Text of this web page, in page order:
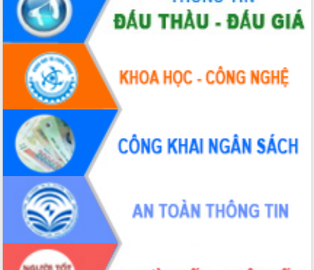
bền vững
Tập huấn nâng cao năng lực triển khai
chuyển đổi số cho cán bộ, công chức
cấp xã
Đắk Lắk phát động hưởng ứng Ngày
Quyền của người tiêu dùng Việt Nam
Đẩy mạnh cải cách hành chính, quyết
tâm đạt được mục tiêu tăng trưởng
hai con số trong năm 2026
Tổ chức trang trọng Lễ hội Đền thờ
Lương Văn Chánh năm 2026
Phó Bí thư Tỉnh ủy Đắk Lắk Đỗ Hữu
Huy giữ chức Bí thư Đảng ủy Ủy Ban
Nhân dân tỉnh
Bệnh án điện tử thúc đẩy chuyển đổi
số y tế tại Đắk Lắk